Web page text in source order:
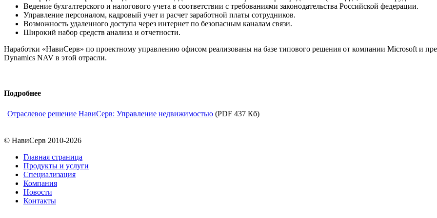
Ведение бухгалтерского и налогового учета в соответствии с требованиями законодательства Российской федерации.
Управление персоналом, кадровый учет и расчет заработной платы сотрудников.
Возможность удаленного доступа через интернет по безопасным каналам связи.
Широкий набор средств анализа и отчетности.
Наработки «НавиСерв» по проектному управлению офисом реализованы на базе типового решения от компании Microsoft и
Dynamics NAV в этой отрасли.
Подробнее
Отраслевое решение НавиСерв: Управление недвижимостью (PDF 437 Кб)
© НавиСерв 2010-2026
Главная страница
Продукты и услуги
Специализация
Компания
Новости
Контакты